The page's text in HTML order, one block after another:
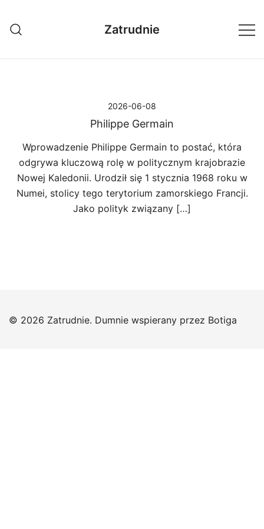
treści
Zatrudnie
2026-06-08
Philippe Germain
Wprowadzenie Philippe Germain to postać, która
odgrywa kluczową rolę w politycznym krajobrazie
Nowej Kaledonii. Urodził się 1 stycznia 1968 roku w
Numei, stolicy tego terytorium zamorskiego Francji.
Jako polityk związany […]
© 2026 Zatrudnie. Dumnie wspierany przez Botiga